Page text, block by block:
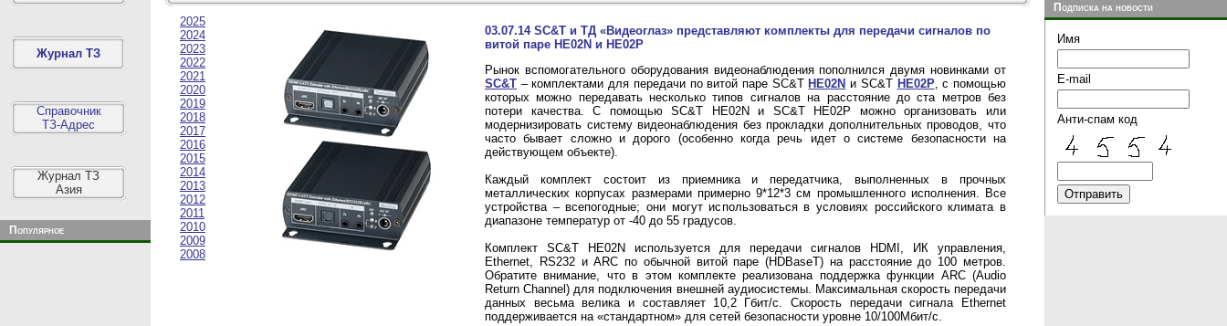
Журнал ТЗ
Справочник
ТЗ-Адрес
Журнал ТЗ
Азия
Популярное
2025
2024
2023
2022
2021
2020
2019
2018
2017
2016
2015
2014
2013
2012
2011
2010
2009
2008
03.07.14 SC&T и ТД «Видеоглаз» представляют комплекты для передачи сигналов по
витой паре HE02N и HE02P
Рынок вспомогательного оборудования видеонаблюдения пополнился двумя новинками от
SC&T – комплектами для передачи по витой паре SC&T HE02N и SC&T HE02P, с помощью
которых можно передавать несколько типов сигналов на расстояние до ста метров без
потери качества. С помощью SC&T HE02N и SC&T HE02P можно организовать или
модернизировать систему видеонаблюдения без прокладки дополнительных проводов, что
часто бывает сложно и дорого (особенно когда речь идет о системе безопасности на
действующем объекте).
Каждый комплект состоит из приемника и передатчика, выполненных в прочных
металлических корпусах размерами примерно 9*12*3 см промышленного исполнения. Все
устройства – всепогодные; они могут использоваться в условиях российского климата в
диапазоне температур от -40 до 55 градусов.
Комплект SC&T HE02N используется для передачи сигналов HDMI, ИК управления,
Ethernet, RS232 и ARC по обычной витой паре (HDBaseT) на расстояние до 100 метров.
Обратите внимание, что в этом комплекте реализована поддержка функции ARC (Audio
Return Channel) для подключения внешней аудиосистемы. Максимальная скорость передачи
данных весьма велика и составляет 10,2 Гбит/с. Скорость передачи сигнала Ethernet
поддерживается на «стандартном» для сетей безопасности уровне 10/100Мбит/с.
Подписка на новости
Имя
E-mail
Анти-спам код